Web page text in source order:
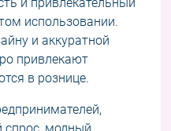
и привлекательный
использовании.
и аккуратной
привлекают
в рознице.